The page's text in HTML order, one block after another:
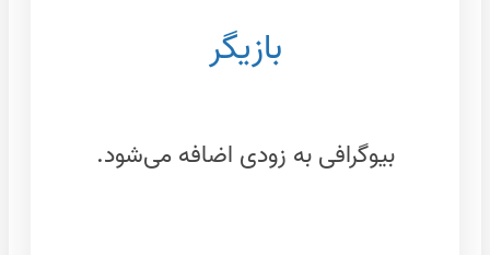
بازیگر
بیوگرافی به زودی اضافه می‌شود.